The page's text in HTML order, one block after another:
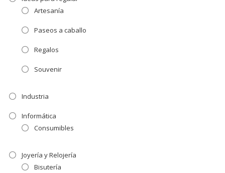
Artesanía
Paseos a caballo
Regalos
Souvenir
Industria
Informática
Consumibles
Joyería y Relojería
Bisutería